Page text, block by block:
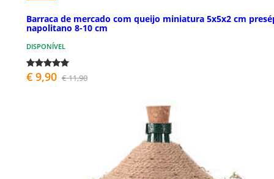
Barraca de mercado com queijo miniatura 5x5x2 cm
napolitano 8-10 cm
DISPONÍVEL
€ 9,90 € 11,90